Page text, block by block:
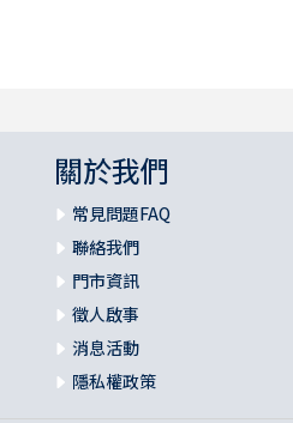
關於我們
常見問題FAQ
聯絡我們
門市資訊
徵人啟事
消息活動
隱私權政策